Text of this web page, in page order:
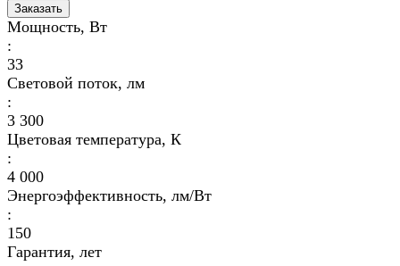
Заказать
Мощность, Вт
:
33
Световой поток, лм
:
3 300
Цветовая температура, К
:
4 000
Энергоэффективность, лм/Вт
:
150
Гарантия, лет